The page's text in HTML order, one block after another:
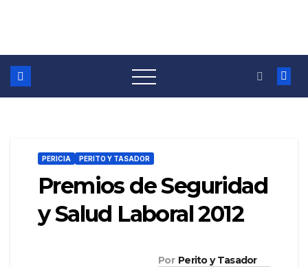
PERICIA PERITO Y TASADOR
Premios de Seguridad
y Salud Laboral 2012
Por Perito y Tasador